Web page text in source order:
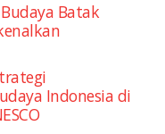
Batak
Indonesia di